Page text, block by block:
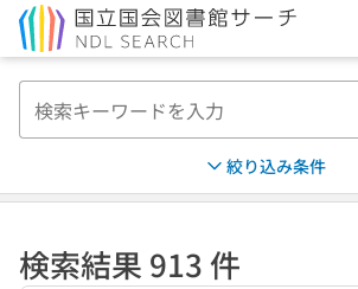
絞り込み条件
検索結果 913 件